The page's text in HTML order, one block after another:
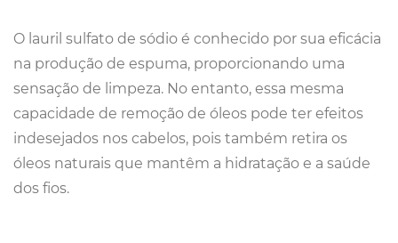
O lauril sulfato de sódio é conhecido por sua eficácia
na produção de espuma, proporcionando uma
sensação de limpeza. No entanto, essa mesma
capacidade de remoção de óleos pode ter efeitos
indesejados nos cabelos, pois também retira os
óleos naturais que mantêm a hidratação e a saúde
dos fios.